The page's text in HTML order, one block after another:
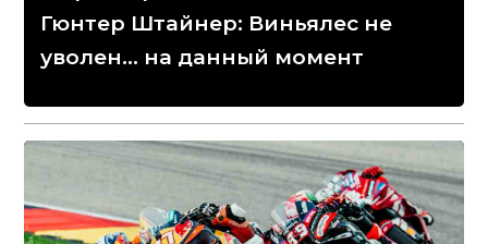
Гюнтер Штайнер: Виньялес не
уволен... на данный момент